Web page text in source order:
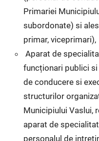
Primariei
subordonate) si
primar, viceprimari),
Aparat de
funcționari publici
de conducere si
structurilor
Municipiului Vaslui,
aparat de
personalul de